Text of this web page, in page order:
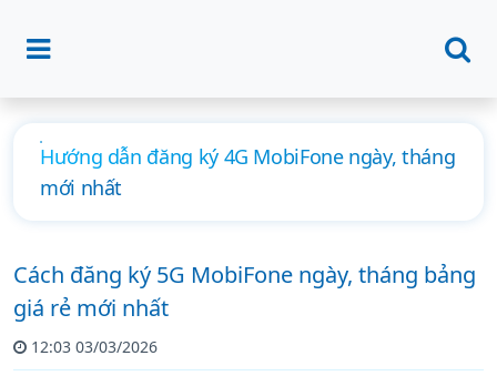
Hướng dẫn đăng ký 4G MobiFone ngày, tháng
mới nhất
Cách đăng ký 5G MobiFone ngày, tháng bảng
giá rẻ mới nhất
12:03 03/03/2026